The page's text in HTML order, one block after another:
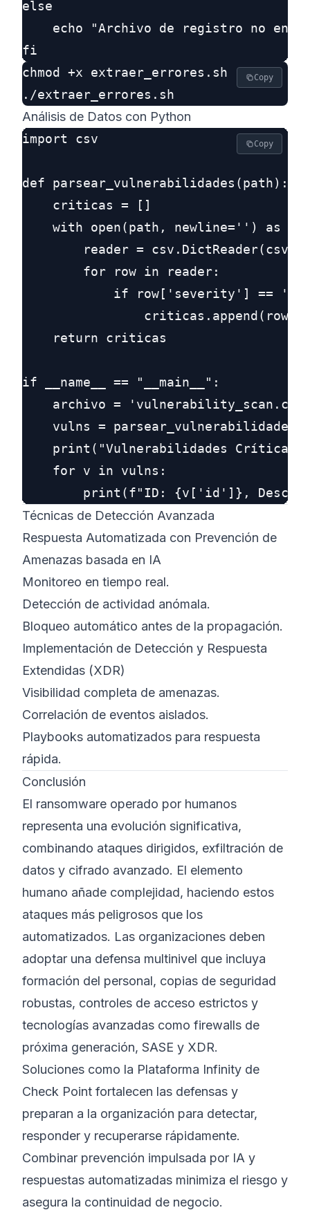
else
echo "Archivo de registro no
chmod +x extraer_errores.sh
Copy
Análisis de Datos con Python
import csv
def parsear_vulnerabilidades(path):
    criticas = []
with open(path, newline='') as
reader =
        for row in reader:
if row['severity'] ==
                criticas.append(row)
    return criticas
if __name__ == "__main__":
archivo =
vulns =
print("Vulnerabilidades
    for v in vulns:
Copy
Técnicas de Detección Avanzada
Respuesta Automatizada con Prevención de
Amenazas basada en IA
Monitoreo en tiempo real.
Detección de actividad anómala.
Bloqueo automático antes de la propagación.
Implementación de Detección y Respuesta
Extendidas (XDR)
Visibilidad completa de amenazas.
Correlación de eventos aislados.
Playbooks automatizados para respuesta
rápida.
Conclusión
El ransomware operado por humanos
representa una evolución significativa,
combinando ataques dirigidos, exfiltración de
datos y cifrado avanzado. El elemento
humano añade complejidad, haciendo estos
ataques más peligrosos que los
automatizados. Las organizaciones deben
adoptar una defensa multinivel que incluya
formación del personal, copias de seguridad
robustas, controles de acceso estrictos y
tecnologías avanzadas como firewalls de
próxima generación, SASE y XDR.
Soluciones como la Plataforma Infinity de
Check Point fortalecen las defensas y
preparan a la organización para detectar,
responder y recuperarse rápidamente.
Combinar prevención impulsada por IA y
respuestas automatizadas minimiza el riesgo y
asegura la continuidad de negocio.